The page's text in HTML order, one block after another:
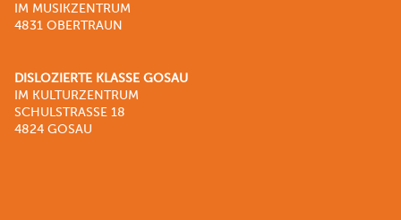
IM MUSIKZENTRUM
4831 OBERTRAUN
DISLOZIERTE KLASSE GOSAU
IM KULTURZENTRUM
SCHULSTRASSE 18
4824 GOSAU